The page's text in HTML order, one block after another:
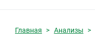
Главная Анализы